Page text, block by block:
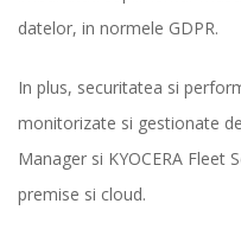
datelor, in normele GDPR.
In plus, securitatea si
monitorizate si gestionate
Manager si KYOCERA Fleet
premise si cloud.